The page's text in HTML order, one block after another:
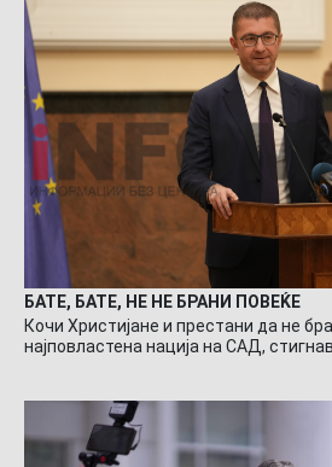
БАТЕ, БАТЕ, НЕ НЕ БРАНИ ПОВЕЌЕ
Кочи Христијане и престани да не
најповластена нација на САД,